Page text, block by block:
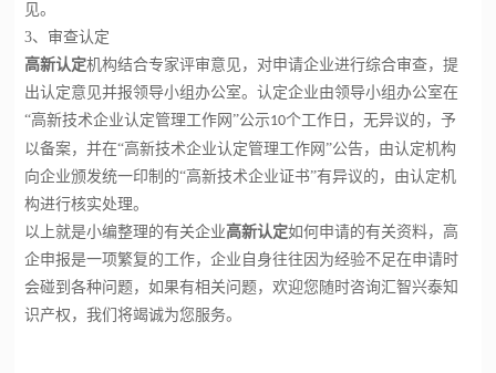
见。
3、审查认定
高新认定机构结合专家评审意见，对申请企业进行综合审查，提
出认定意见并报领导小组办公室。认定企业由领导小组办公室在
“高新技术企业认定管理工作网”公示10个工作日，无异议的，予
以备案，并在“高新技术企业认定管理工作网”公告，由认定机构
向企业颁发统一印制的“高新技术企业证书”有异议的，由认定机
构进行核实处理。
以上就是小编整理的有关企业高新认定如何申请的有关资料，高
企申报是一项繁复的工作，企业自身往往因为经验不足在申请时
会碰到各种问题，如果有相关问题，欢迎您随时咨询汇智兴泰知
识产权，我们将竭诚为您服务。